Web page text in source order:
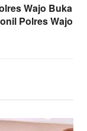
Wajo Buka
Polres Wajo